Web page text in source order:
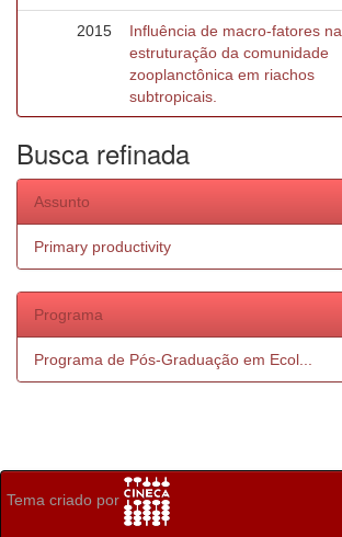
2015
Influência de macro-fatores na
estruturação da comunidade
zooplanctônica em riachos
subtropicais.
Busca refinada
Assunto
Primary productivity
Programa
Programa de Pós-Graduação em Ecol...
Tema criado por